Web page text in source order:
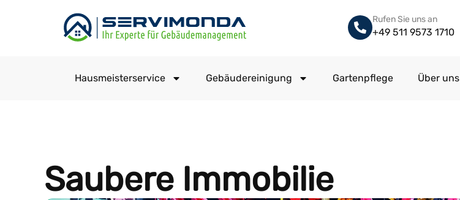
Rufen Sie uns an
+49 511 9573 1710
Hausmeisterservice Gebäudereinigung Gartenpflege Über uns
Saubere Immobilie